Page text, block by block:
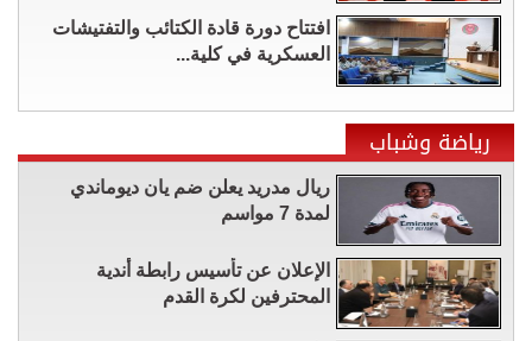
افتتاح دورة قادة الكتائب والتفتيشات
العسكرية في كلية...
رياضة وشباب
ريال مدريد يعلن ضم يان ديوماندي
لمدة 7 مواسم
الإعلان عن تأسيس رابطة أندية
المحترفين لكرة القدم